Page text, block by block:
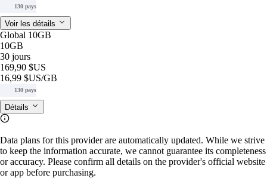
130 pays
Voir les détails
Global 10GB
10GB
30 jours
169,90 $US
16,99 $US/GB
130 pays
Détails
Data plans for this provider are automatically updated. While we strive
to keep the information accurate, we cannot guarantee its completeness
or accuracy. Please confirm all details on the provider's official website
or app before purchasing.